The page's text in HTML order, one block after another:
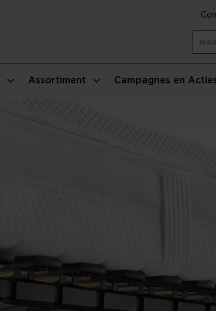
Assortiment Campagnes en